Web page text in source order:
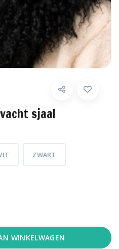
sjaal
ZWART
WINKELWAGEN